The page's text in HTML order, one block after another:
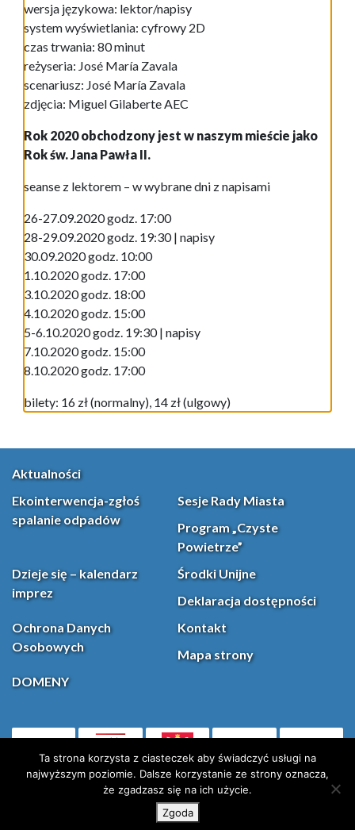
wersja językowa: lektor/napisy
system wyświetlania: cyfrowy 2D
czas trwania: 80 minut
reżyseria: José María Zavala
scenariusz: José María Zavala
zdjęcia: Miguel Gilaberte AEC
Rok 2020 obchodzony jest w naszym mieście jako
Rok św. Jana Pawła II.
seanse z lektorem – w wybrane dni z napisami
26-27.09.2020 godz. 17:00
28-29.09.2020 godz. 19:30 | napisy
30.09.2020 godz. 10:00
1.10.2020 godz. 17:00
3.10.2020 godz. 18:00
4.10.2020 godz. 15:00
5-6.10.2020 godz. 19:30 | napisy
7.10.2020 godz. 15:00
8.10.2020 godz. 17:00
bilety: 16 zł (normalny), 14 zł (ulgowy)
Aktualności
Ekointerwencja-zgłoś
spalanie odpadów
Sesje Rady Miasta
Program „Czyste
Powietrze”
Dzieje się – kalendarz
imprez
Środki Unijne
Deklaracja dostępności
Ochrona Danych
Osobowych
Kontakt
Mapa strony
DOMENY
(otwiera się w nowej karcie)Facebook
X (Twitter)
Ta strona korzysta z ciasteczek aby świadczyć usługi na
najwyższym poziomie. Dalsze korzystanie ze strony oznacza,
że zgadzasz się na ich użycie.
Zgoda